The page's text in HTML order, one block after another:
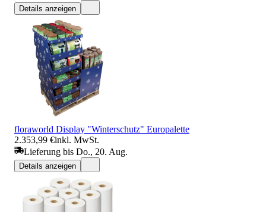
Details anzeigen
floraworld Display "Winterschutz" Europalette
2.353,99 €inkl. MwSt.
Lieferung bis Do., 20. Aug.
Details anzeigen